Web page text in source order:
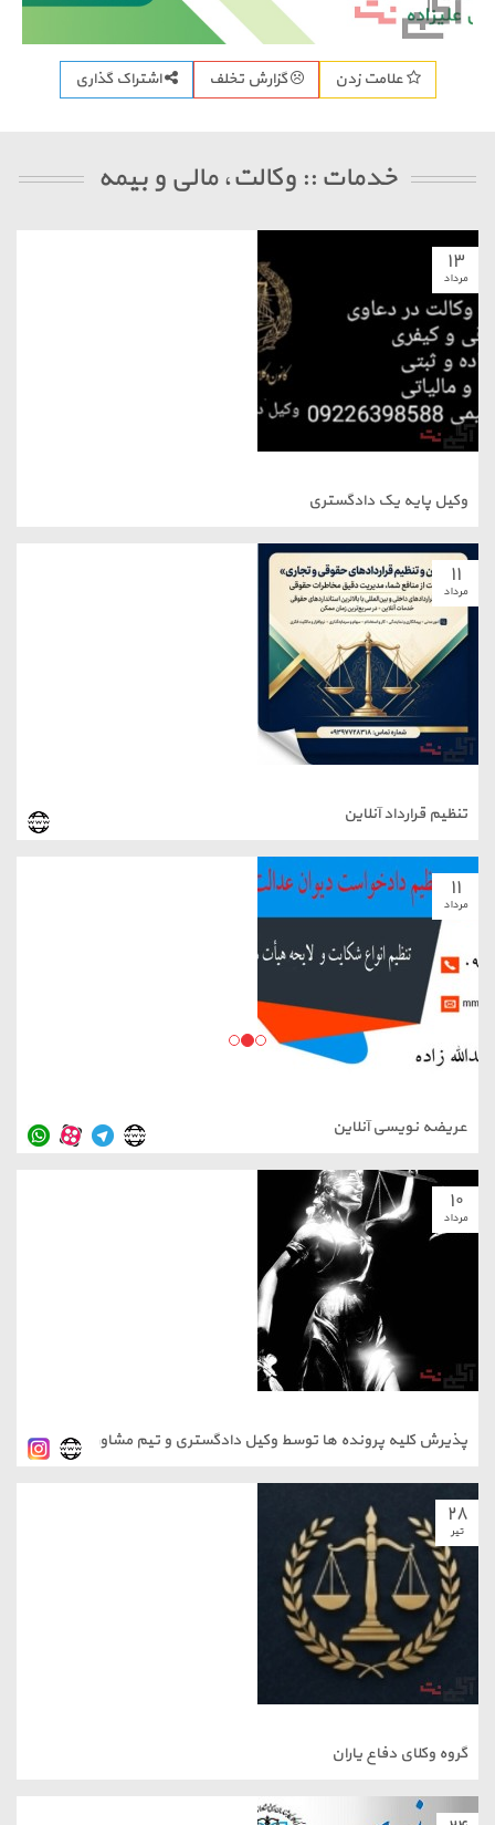
علامت زدن گزارش تخلف اشتراک گذاری
خدمات :: وکالت، مالی و بیمه
۱۳
مرداد
وکیل پایه یک دادگستری
۱۱
مرداد
تنظیم قرارداد آنلاین
۱۱
مرداد
عریضه نویسی آنلاین
۱۰
مرداد
پذیرش کلیه پرونده ها توسط وکیل دادگستری و تیم مشاور حقوقی
۲۸
تیر
گروه وکلای دفاع یاران